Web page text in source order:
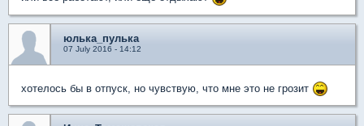
юлька_пулька
07 July 2016 - 14:12
хотелось бы в отпуск, но чувствую, что мне это не грозит